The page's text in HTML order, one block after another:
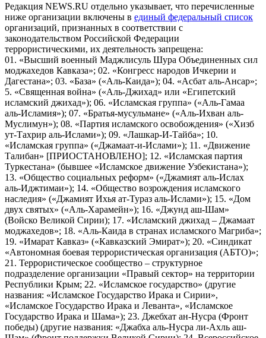
Редакция NEWS.RU отдельно указывает, что перечисленные
ниже организации включены в единый федеральный список
организаций, признанных в соответствии с
законодательством Российской Федерации
террористическими, их деятельность запрещена:
01. «Высший военный Маджлисуль Шура Объединенных сил
моджахедов Кавказа»; 02. «Конгресс народов Ичкерии и
Дагестана»; 03. «База» («Аль-Каида»); 04. «Асбат аль-Ансар»;
5. «Священная война» («Аль-Джихад» или «Египетский
исламский джихад»); 06. «Исламская группа» («Аль-Гамаа
аль-Исламия»); 07. «Братья-мусульмане» («Аль-Ихван аль-
Муслимун»); 08. «Партия исламского освобождения» («Хизб
ут-Тахрир аль-Ислами»); 09. «Лашкар-И-Тайба»; 10.
«Исламская группа» («Джамаат-и-Ислами»); 11. «Движение
Талибан» [ПРИОСТАНОВЛЕНО]; 12. «Исламская партия
Туркестана» (бывшее «Исламское движение Узбекистана»);
13. «Общество социальных реформ» («Джамият аль-Ислах
аль-Иджтимаи»); 14. «Общество возрождения исламского
наследия» («Джамият Ихья ат-Тураз аль-Ислами»); 15. «Дом
двух святых» («Аль-Харамейн»); 16. «Джунд аш-Шам»
(Войско Великой Сирии); 17. «Исламский джихад – Джамаат
моджахедов»; 18. «Аль-Каида в странах исламского Магриба»;
19. «Имарат Кавказ» («Кавказский Эмират»); 20. «Синдикат
«Автономная боевая террористическая организация (АБТО)»;
21. Террористическое сообщество – структурное
подразделение организации «Правый сектор» на территории
Республики Крым; 22. «Исламское государство» (другие
названия: «Исламское Государство Ирака и Сирии»,
«Исламское Государство Ирака и Леванта», «Исламское
Государство Ирака и Шама»); 23. Джебхат ан-Нусра (Фронт
победы) (другие названия: «Джабха аль-Нусра ли-Ахль аш-